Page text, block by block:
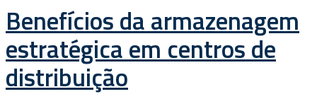
Benefícios da armazenagem
estratégica em centros de
distribuição